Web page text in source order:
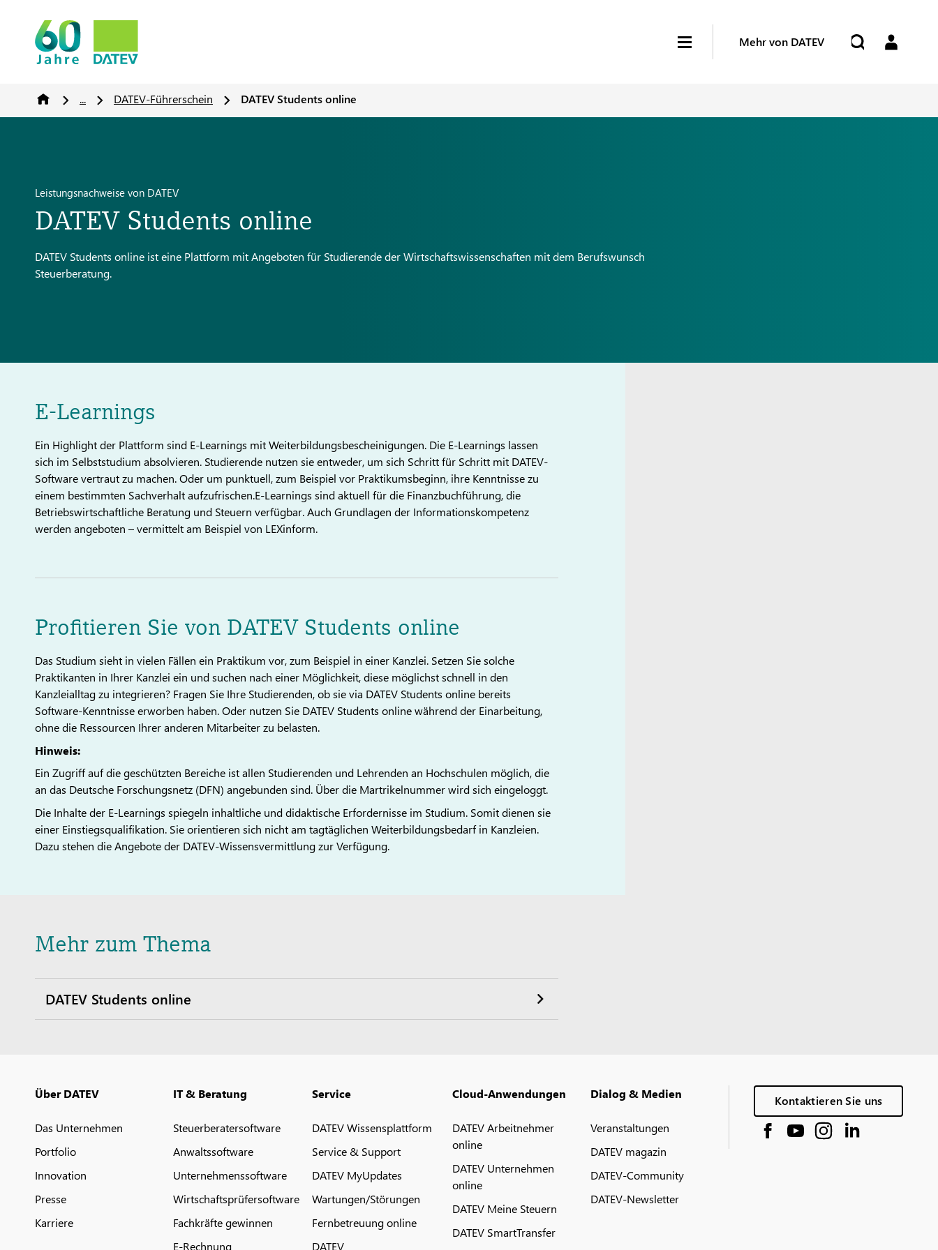
Mehr von DATEV
... DATEV-Führerschein DATEV Students online
Leistungsnachweise von DATEV
DATEV Students online
DATEV Students online ist eine Plattform mit Angeboten für Studierende der Wirtschaftswissenschaften mit dem Berufswunsch
Steuerberatung.
E-Learnings
Ein Highlight der Plattform sind E-Learnings mit Weiterbildungsbescheinigungen. Die E-Learnings lassen
sich im Selbststudium absolvieren. Studierende nutzen sie entweder, um sich Schritt für Schritt mit DATEV-
Software vertraut zu machen. Oder um punktuell, zum Beispiel vor Praktikumsbeginn, ihre Kenntnisse zu
einem bestimmten Sachverhalt aufzufrischen.E-Learnings sind aktuell für die Finanzbuchführung, die
Betriebswirtschaftliche Beratung und Steuern verfügbar. Auch Grundlagen der Informationskompetenz
werden angeboten – vermittelt am Beispiel von LEXinform.
Profitieren Sie von DATEV Students online
Das Studium sieht in vielen Fällen ein Praktikum vor, zum Beispiel in einer Kanzlei. Setzen Sie solche
Praktikanten in Ihrer Kanzlei ein und suchen nach einer Möglichkeit, diese möglichst schnell in den
Kanzleialltag zu integrieren? Fragen Sie Ihre Studierenden, ob sie via DATEV Students online bereits
Software-Kenntnisse erworben haben. Oder nutzen Sie DATEV Students online während der Einarbeitung,
ohne die Ressourcen Ihrer anderen Mitarbeiter zu belasten.
Hinweis:
Ein Zugriff auf die geschützten Bereiche ist allen Studierenden und Lehrenden an Hochschulen möglich, die
an das Deutsche Forschungsnetz (DFN) angebunden sind. Über die Martrikelnummer wird sich eingeloggt.
Die Inhalte der E-Learnings spiegeln inhaltliche und didaktische Erfordernisse im Studium. Somit dienen sie
einer Einstiegsqualifikation. Sie orientieren sich nicht am tagtäglichen Weiterbildungsbedarf in Kanzleien.
Dazu stehen die Angebote der DATEV-Wissensvermittlung zur Verfügung.
Mehr zum Thema
DATEV Students online
Über DATEV
Das Unternehmen
Portfolio
Innovation
Presse
Karriere
IT & Beratung
Steuerberatersoftware
Anwaltssoftware
Unternehmenssoftware
Wirtschaftsprüfersoftware
Fachkräfte gewinnen
E-Rechnung
Service
DATEV Wissensplattform
Service & Support
DATEV MyUpdates
Wartungen/Störungen
Fernbetreuung online
DATEV
Cloud-Anwendungen
DATEV Arbeitnehmer
online
DATEV Unternehmen
online
DATEV Meine Steuern
DATEV SmartTransfer
Dialog & Medien
Veranstaltungen
DATEV magazin
DATEV-Community
DATEV-Newsletter
Kontaktieren Sie uns